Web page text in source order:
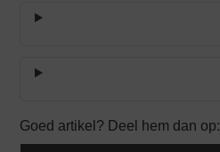
Goed artikel? Deel hem dan op: